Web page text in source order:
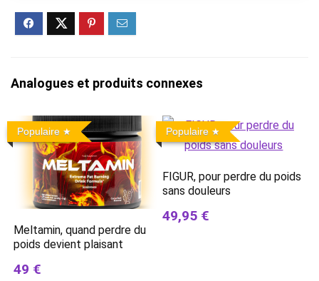
Analogues et produits connexes
Populaire
Meltamin, quand perdre du
poids devient plaisant
49 €
Populaire
FIGUR, pour perdre du poids
sans douleurs
49,95 €